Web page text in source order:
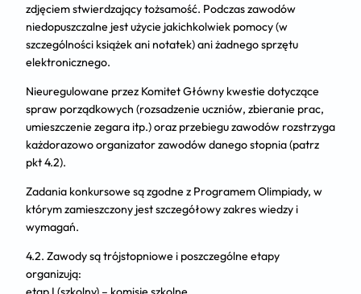
zdjęciem stwierdzający tożsamość. Podczas zawodów
niedopuszczalne jest użycie jakichkolwiek pomocy (w
szczególności książek ani notatek) ani żadnego sprzętu
elektronicznego.
Nieuregulowane przez Komitet Główny kwestie dotyczące
spraw porządkowych (rozsadzenie uczniów, zbieranie prac,
umieszczenie zegara itp.) oraz przebiegu zawodów rozstrzyga
każdorazowo organizator zawodów danego stopnia (patrz
pkt 4.2).
Zadania konkursowe są zgodne z Programem Olimpiady, w
którym zamieszczony jest szczegółowy zakres wiedzy i
wymagań.
4.2. Zawody są trójstopniowe i poszczególne etapy
organizują: